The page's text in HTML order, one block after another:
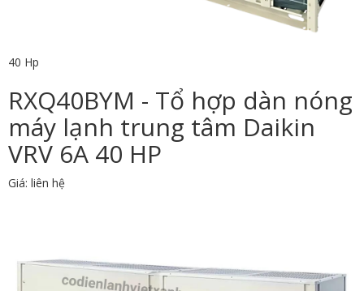
40 Hp
RXQ40BYM - Tổ hợp dàn nóng
máy lạnh trung tâm Daikin
VRV 6A 40 HP
Giá: liên hệ